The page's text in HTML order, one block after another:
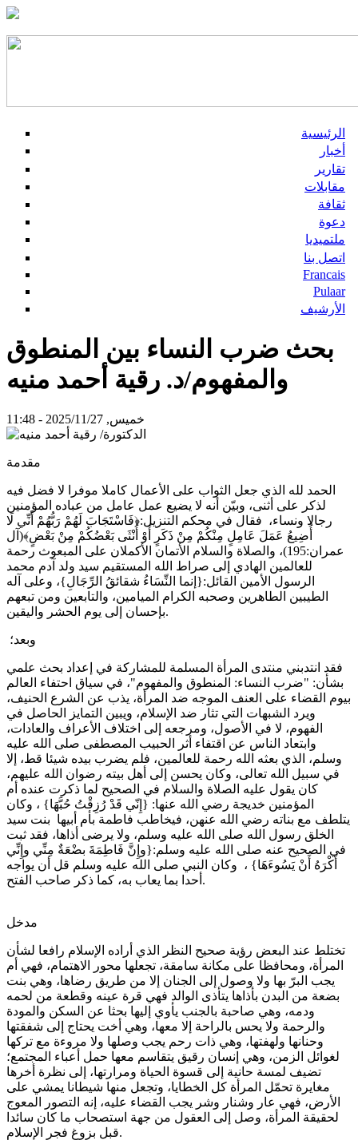
الرئيسية
أخبار
تقارير
مقابلات
ثقافة
دعوة
ملتميديا
اتصل بنا
Francais
Pulaar
الأرشيف
بحث ضرب النساء بين المنطوق
والمفهوم/د. رقية أحمد منيه
خميس, 2025/11/27 - 11:48
مقدمة
الحمد لله الذي جعل الثواب على الأعمال كاملا موفرا لا فضل فيه
لذكر على أثنى، وبيّن أنه لا يضيع عمل عامل من عباده المؤمنين
رجالا ونساء، فقال في محكم التنزيل:﴿فَاسْتَجَابَ لَهُمْ رَبُّهُمْ أَنِّي لَا
أُضِيعُ عَمَلَ عَامِلٍ مِنْكُمْ مِنْ ذَكَرٍ أَوْ أُنْثَى بَعْضُكُمْ مِنْ بَعْضٍ﴾(آل
عمران:195)، والصلاة والسلام الأتمان الأكملان على المبعوث رحمة
للعالمين الهادي إلى صراط الله المستقيم سيد ولد آدم محمد
الرسول الأمين القائل:{إنما النِّسَاءُ شقائقُ الرِّجَالِ}، وعلى آله
الطيبين الطاهرين وصحبه الكرام الميامين، والتابعين ومن تبعهم
بإحسان إلى يوم الحشر واليقين.
وبعد؛
فقد انتدبني منتدى المرأة المسلمة للمشاركة في إعداد بحث علمي
بشأن: "ضرب النساء: المنطوق والمفهوم"، في سياق احتفاء العالم
بيوم القضاء على العنف الموجه ضد المرأة، يذب عن الشرع الحنيف،
ويرد الشبهات التي تثار ضد الإسلام، ويبين التمايز الحاصل في
الفهوم، لا في الأصول، ومرجعه إلى اختلاف الأعراف والعادات،
وابتعاد الناس عن اقتفاء أثر الحبيب المصطفى صلى الله عليه
وسلم، الذي بعثه الله رحمة للعالمين، فلم يضرب بيده شيئا قط، إلا
في سبيل الله تعالى، وكان يحسن إلى أهل بيته رضوان الله عليهم،
كان يقول عليه الصلاة والسلام في الصحيح لما ذكرت عنده أم
المؤمنين خديجة رضي الله عنها: {إِنّي قَدْ رُزِقْتُ حُبَّهَا} ، وكان
يتلطف مع بناته رضي الله عنهن، فيخاطب فاطمة بأم أبيها بنت سيد
الخلق رسول الله صلى الله عليه وسلم، ولا يرضى أذاها، فقد ثبت
في الصحيح عنه صلى الله عليه وسلم:{وإِنَّ فَاطِمَةَ بضْعَةٌ مِنِّي وإِنِّي
أَكْرَهُ أَنْ يَسُوءَهَا} ، وكان النبي صلى الله عليه وسلم قل أن يواجه
أحدا بما يعاب به، كما ذكر صاحب الفتح.
مدخل
تختلط عند البعض رؤية صحيح النظر الذي أراده الإسلام رافعا لشأن
المرأة، ومحافظا على مكانة سامقة، تجعلها محور الاهتمام، فهي أم
يجب البرّ بها ولا وصول إلى الجنان إلا من طريق رضاها، وهي بنت
بضعة من البدن بأذاها يتأذى الوالد فهي قرة عينه وقطعة من لحمه
ودمه، وهي صاحبة بالجنب يأوي إليها بحثا عن السكن والمودة
والرحمة ولا يحس بالراحة إلا معها، وهي أخت يحتاج إلى شفقتها
وحنانها ولهفتها، وهي ذات رحم يجب وصلها ولا مروءة مع تركها
لغوائل الزمن، وهي إنسان رقيق يتقاسم معها حمل أعباء المجتمع؛
تضيف لمسة حانية إلى قسوة الحياة ومرارتها، إلى نظرة أخرها
مغايرة تحمّل المرأة كل الخطايا، وتجعل منها شيطانا يمشي على
الأرض، فهي عار وشنار وشر يجب القضاء عليه، إنه التصور المعوج
لحقيقة المرأة، وصل إلى العقول من جهة استصحاب ما كان سائدا
قبل بزوغ فجر الإسلام.